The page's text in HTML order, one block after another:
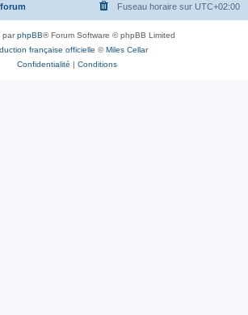
Fuseau horaire sur UTC+02:00
parphpBB® Forum Software © phpBB Limited
française officielle ©Miles Cellar
Confidentialité | Conditions